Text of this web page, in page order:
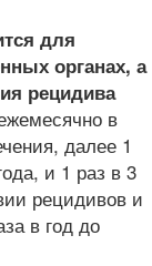
для
органах, а
рецидива
в
далее 1
и 1 раз в 3
рецидивов и
в год до